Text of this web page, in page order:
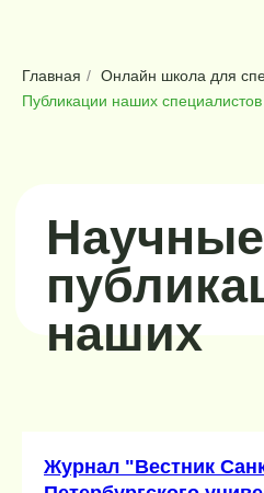
Главная / Онлайн школа для
Публикации наших специалистов
наших
Журнал "Вестник